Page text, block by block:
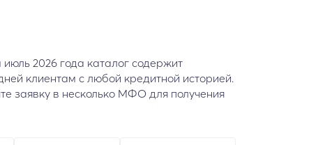
2026 года каталог содержит
клиентам с любой кредитной историей.
заявку в несколько МФО для получения